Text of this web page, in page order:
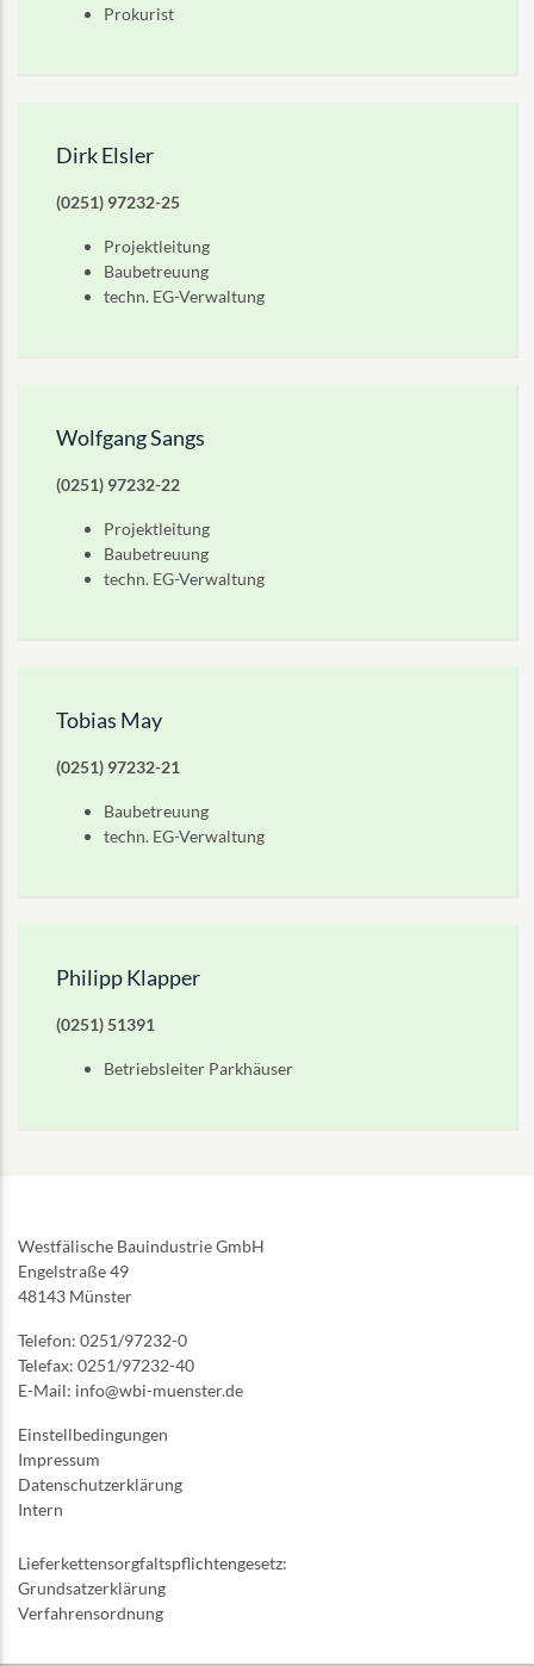
Prokurist
Dirk Elsler
(0251) 97232-25
Projektleitung
Baubetreuung
techn. EG-Verwaltung
Wolfgang Sangs
(0251) 97232-22
Projektleitung
Baubetreuung
techn. EG-Verwaltung
Tobias May
(0251) 97232-21
Baubetreuung
techn. EG-Verwaltung
Philipp Klapper
(0251) 51391
Betriebsleiter Parkhäuser
Westfälische Bauindustrie GmbH
Engelstraße 49
48143 Münster
Telefon: 0251/97232-0
Telefax: 0251/97232-40
E-Mail: info@wbi-muenster.de
Einstellbedingungen
Impressum
Datenschutzerklärung
Intern
Lieferkettensorgfaltspflichtengesetz:
Grundsatzerklärung
Verfahrensordnung